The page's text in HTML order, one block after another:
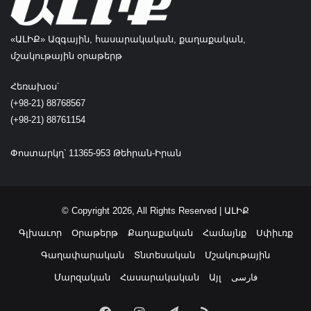
խ
մ
բ
ի
ա
տ
ր
ա
«ԱԼԻՔ» Ազգային, հասարակական, քաղաքական,
մշակութային օրաթերթ
Հեռախօս՝
(+98-21) 88768567
(+98-21) 88761154
Փոստարկղ՝ 11365-953 Թեհրան-Իրան
© Copyright 2026, All Rights Reserved | ԱԼԻՔ
Գլխաւոր Օրաթերթ Քաղաքական Համայնք Սփիւռք
Գաղափարական Տնտեսական Մշակութային
Մարզական Հասարակական Այլ فارسی